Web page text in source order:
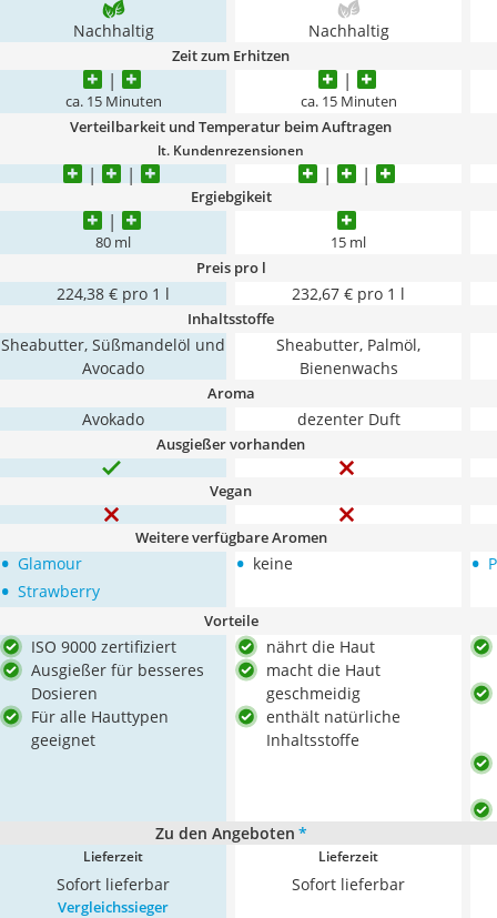
Nachhaltig Nachhaltig
Zeit zum Erhitzen
ca. 15 Minuten ca. 15 Minuten
Verteilbarkeit und Temperatur beim Auftragen
lt. Kundenrezensionen
Ergiebgikeit
80 ml 15 ml
Preis pro l
224,38 € pro 1 l 232,67 € pro 1 l
Inhaltsstoffe
Sheabutter, Süßmandelöl und
Avocado
Sheabutter, Palmöl,
Bienenwachs
Aroma
Avokado dezenter Duft
Ausgießer vorhanden
Vegan
Weitere verfügbare Aromen
• Glamour
• Strawberry
• keine •
Vorteile
ISO 9000 zertifiziert
Ausgießer für besseres
Dosieren
Für alle Hauttypen
geeignet
nährt die Haut
macht die Haut
geschmeidig
enthält natürliche
Inhaltsstoffe
Zu den Angeboten *
Lieferzeit
Sofort lieferbar
Lieferzeit
Sofort lieferbar
Vergleichssieger